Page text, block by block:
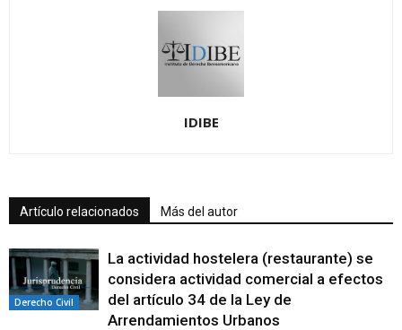
IDIBE
Artículo relacionados Más del autor
Derecho Civil
La actividad hostelera (restaurante) se
considera actividad comercial a efectos
del artículo 34 de la Ley de
Arrendamientos Urbanos